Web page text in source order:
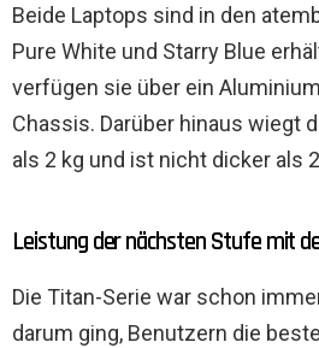
Beide Laptops sind in den
Pure White und Starry Blue
verfügen sie über ein
Chassis. Darüber hinaus wiegt
als 2 kg und ist nicht dicker als
Leistung der nächsten Stufe mit
Die Titan-Serie war schon
darum ging, Benutzern die